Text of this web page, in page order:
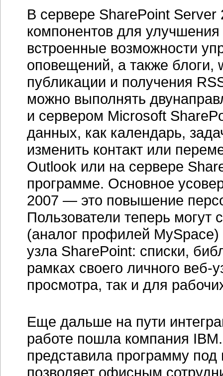
В сервере SharePoint
компонентов для
встроенные возможности
оповещений, а также блоги,
публикации и получения
можно выполнять
и сервером Microsoft
данных, как календарь,
изменить контакт или
Outlook или на сервере
программе. Основное
2007 — это повышение
Пользователи теперь могут
(аналог профилей
узла SharePoint: списки,
рамках своего личного веб-
просмотра, так и для
Еще дальше на пути
работе пошла компания
представила программу
позволяет офисным